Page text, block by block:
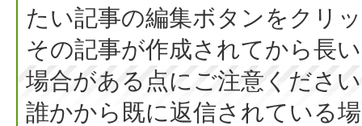
たい記事の編集ボタンをクリ
その記事が作成されてから長
場合がある点にご注意くださ
誰かから既に返信されている